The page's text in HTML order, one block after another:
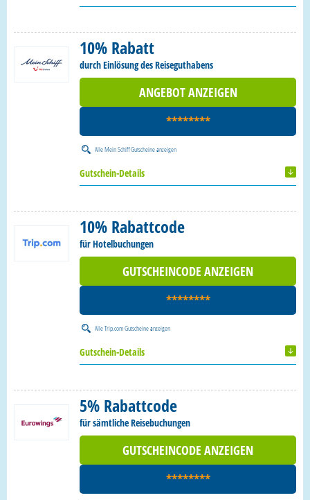
10% Rabatt
durch Einlösung des Reiseguthabens
ANGEBOT ANZEIGEN
********
AlleMein Schiff Gutscheineanzeigen
Gutschein-Details
10% Rabattcode
für Hotelbuchungen
GUTSCHEINCODE ANZEIGEN
********
AlleTrip.com Gutscheineanzeigen
Gutschein-Details
5% Rabattcode
für sämtliche Reisebuchungen
GUTSCHEINCODE ANZEIGEN
********